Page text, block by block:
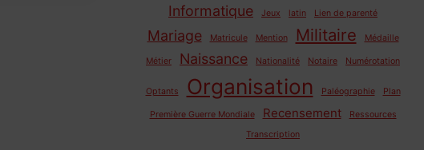
Informatique Jeux latin Lien de parenté
Mariage Matricule Mention Militaire Médaille
Métier Naissance Nationalité Notaire Numérotation
Optants Organisation Paléographie Plan
Première Guerre Mondiale Recensement
Ressources
Transcription